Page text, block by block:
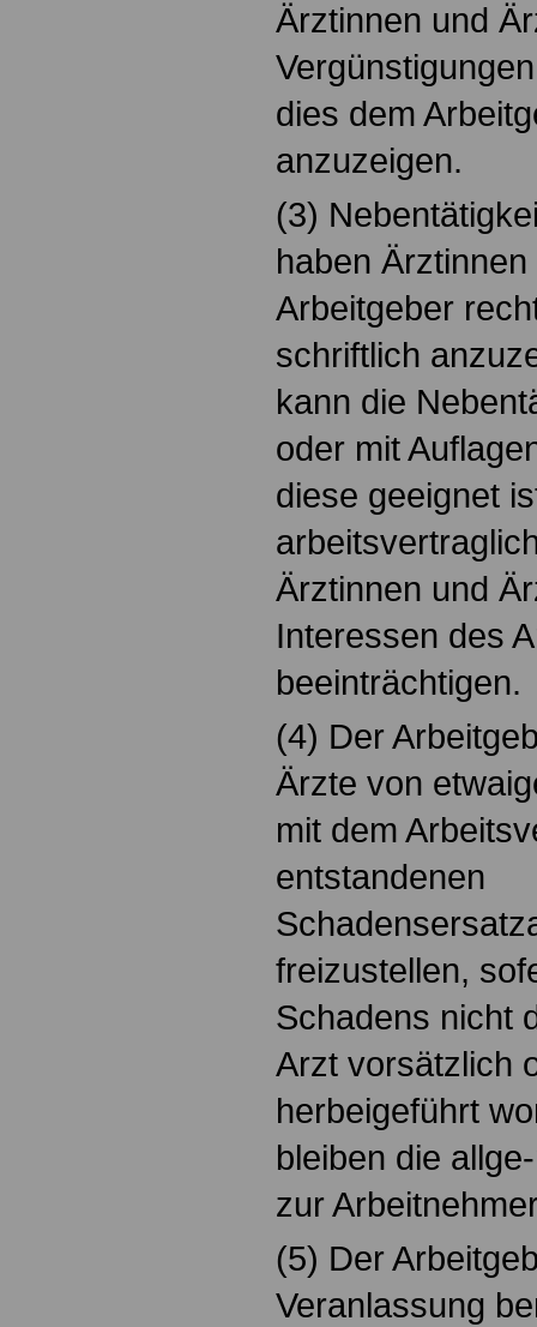
Ärztinnen und
dies dem
anzuzeigen.
(3)
haben
Arbeitgeber
schriftlich
kann die
oder mit
diese geeignet
Ärztinnen und
Interessen des
beeinträchtigen.
(4) Der
Ärzte von
mit dem
entstandenen
freizustellen,
Schadens nicht
Arzt vorsätzlich
herbeigeführt
bleiben die
zur
(5) Der
Veranlassung